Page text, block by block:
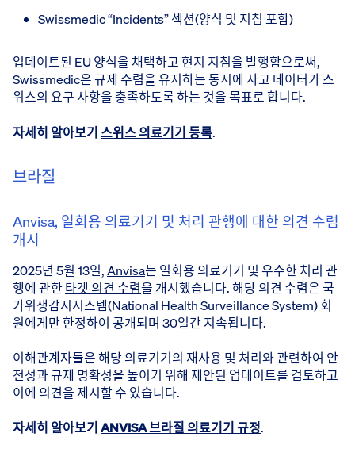
Swissmedic “Incidents” 섹션(양식 및 지침 포함)
업데이트된 EU 양식을 채택하고 현지 지침을 발행함으로써,
Swissmedic은 규제 수렴을 유지하는 동시에 사고 데이터가 스
위스의 요구 사항을 충족하도록 하는 것을 목표로 합니다.
자세히 알아보기스위스 의료기기 등록.
브라질
Anvisa, 일회용 의료기기 및 처리 관행에 대한 의견 수렴
개시
2025년 5월 13일,Anvisa는 일회용 의료기기 및 우수한 처리 관
행에 관한타겟 의견 수렴을 개시했습니다. 해당 의견 수렴은 국
가위생감시시스템(National Health Surveillance System) 회
원에게만 한정하여 공개되며 30일간 지속됩니다.
이해관계자들은 해당 의료기기의 재사용 및 처리와 관련하여 안
전성과 규제 명확성을 높이기 위해 제안된 업데이트를 검토하고
이에 의견을 제시할 수 있습니다.
자세히 알아보기 ANVISA 브라질 의료기기 규정.